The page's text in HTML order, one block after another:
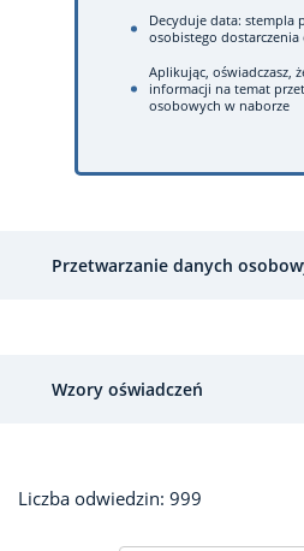
Decyduje data: stempla
osobistego
Aplikując, oświadczasz,
informacji na temat
osobowych w naborze
Przetwarzanie danych
Wzory oświadczeń
Liczba odwiedzin: 999